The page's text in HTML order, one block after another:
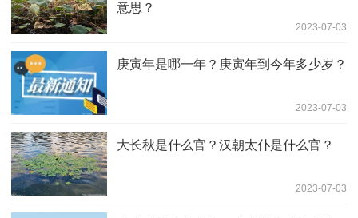
意思？
2023-07-03
庚寅年是哪一年？庚寅年到今年多少岁？
2023-07-03
大长秋是什么官？汉朝太仆是什么官？
2023-07-03